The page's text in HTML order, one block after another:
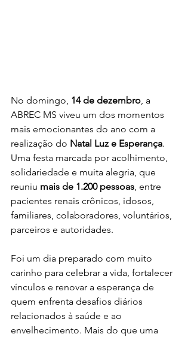
No domingo, 14 de dezembro, a
ABREC MS viveu um dos momentos
mais emocionantes do ano com a
realização do Natal Luz e Esperança.
Uma festa marcada por acolhimento,
solidariedade e muita alegria, que
reuniu mais de 1.200 pessoas, entre
pacientes renais crônicos, idosos,
familiares, colaboradores, voluntários,
parceiros e autoridades.
Foi um dia preparado com muito
carinho para celebrar a vida, fortalecer
vínculos e renovar a esperança de
quem enfrenta desafios diários
relacionados à saúde e ao
envelhecimento. Mais do que uma